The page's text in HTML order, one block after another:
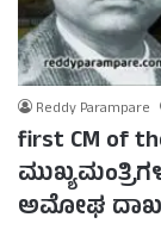
Reddy Parampare
first CM of
ಅಮೋಘ